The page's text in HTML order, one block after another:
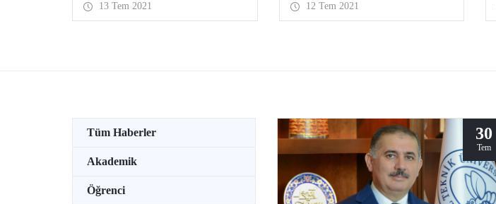
alanında uzman önemli isimlerle ve İTÜ
mezunlarıyla bir istişare toplantısı
13 Tem 2021
anıları üzerine konuştuk.
12 Tem 2021
Tüm Haberler
Akademik
Öğrenci
30
Tem